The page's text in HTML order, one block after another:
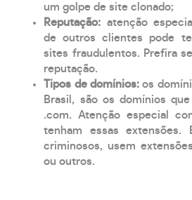
um golpe de site clonado;
Reputação: atenção
de outros clientes pode
sites fraudulentos. Prefira
reputação.
Tipos de domínios:os
Brasil, são os domínios
.com. Atenção especial
tenham essas extensões.
criminosos, usem
ou outros.